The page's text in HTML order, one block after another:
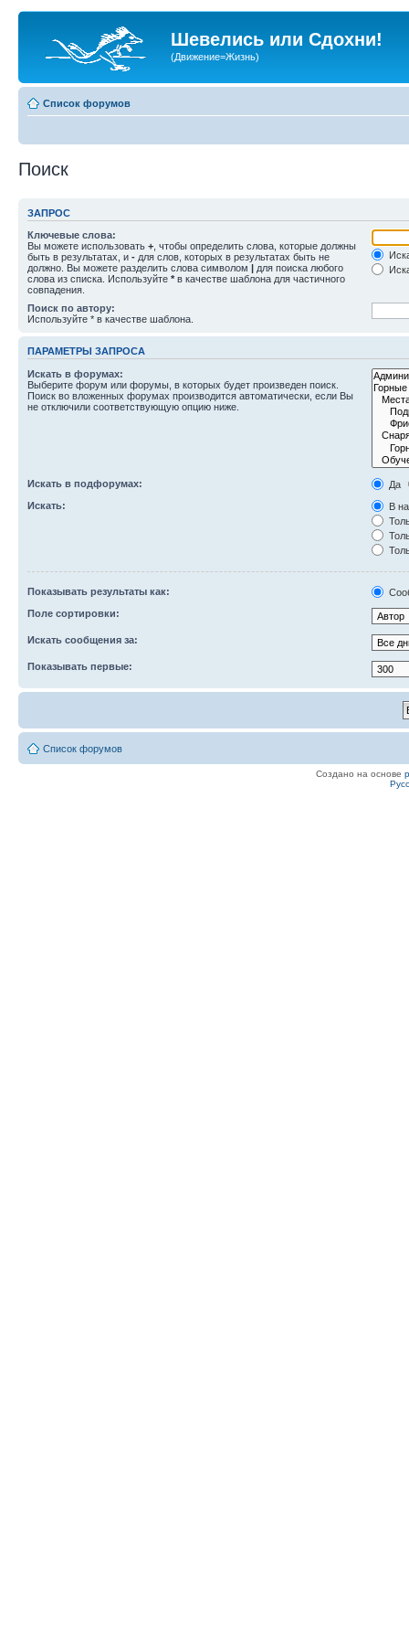
Шевелись или Сдохни!
(Движение=Жизнь)
Список форумов
Поиск
ЗАПРОС
Ключевые слова:
Вы можете использовать + , чтобы определить слова, которые должны
быть в результатах, и - для слов, которых в результатах быть не
должно. Вы можете разделить слова символом | для поиска любого
слова из списка. Используйте * в качестве шаблона для частичного
совпадения.
Поиск по автору:
Используйте * в качестве шаблона.
ПАРАМЕТРЫ ЗАПРОСА
Искать в форумах:
Выберите форум или форумы, в которых будет произведен поиск.
Поиск во вложенных форумах производится автоматически, если Вы
не отключили соответствующую опцию ниже.
Искать в подфорумах:
Да
Искать:
В
Показывать результаты как:
Поле сортировки:
Искать сообщения за:
Показывать первые:
Список форумов
Создано на основе